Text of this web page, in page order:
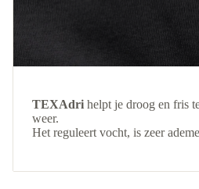
TEXAdri helpt je droog en fris
weer.
Het reguleert vocht, is zeer